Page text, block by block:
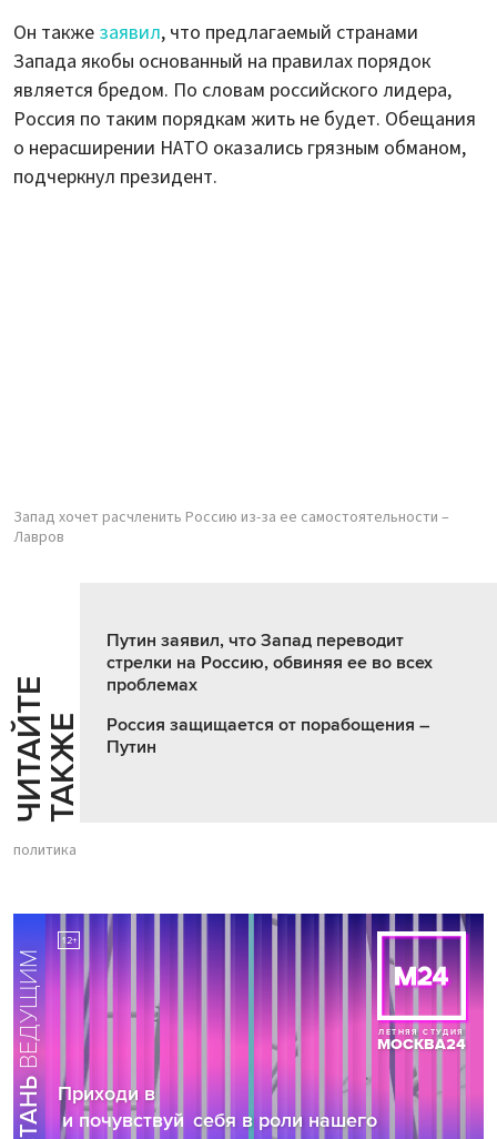
Он также заявил, что предлагаемый странами
Запада якобы основанный на правилах порядок
является бредом. По словам российского лидера,
Россия по таким порядкам жить не будет. Обещания
о нерасширении НАТО оказались грязным обманом,
подчеркнул президент.
Запад хочет расчленить Россию из-за ее самостоятельности –
Лавров
Ч
И
Т
АЙ
Т
Е
Т
А
К
ЖЕ
Путин заявил, что Запад переводит
стрелки на Россию, обвиняя ее во всех
проблемах
Россия защищается от порабощения –
Путин
политика